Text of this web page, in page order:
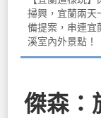
掃興，宜蘭兩天
備提案，串連宜
溪室內外景點！
傑森：